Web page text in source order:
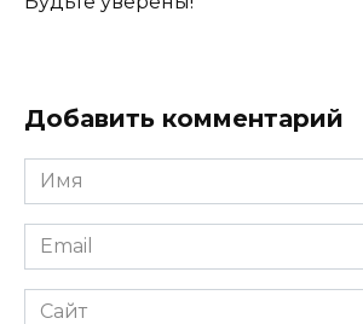
Добавить комментарий
Имя
*
Email
*
Сайт